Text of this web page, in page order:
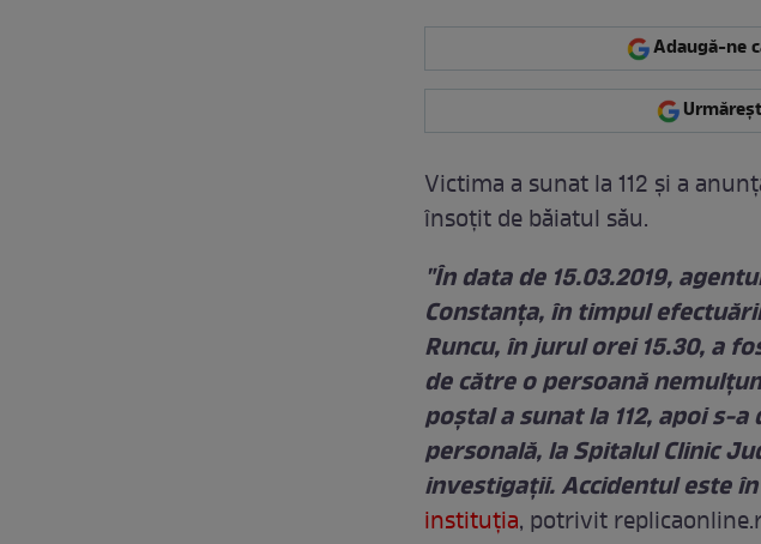
Adaugă-ne
Victima a sunat la 112 şi a
însoţit de băiatul său.
"În data de 15.03.2019,
Constanța, în timpul
Runcu, în jurul orei 15.30, a
de către o persoană
poștal a sunat la 112, apoi s-
personală, la Spitalul Clinic
investigații. Accidentul este
instituţia, potrivit